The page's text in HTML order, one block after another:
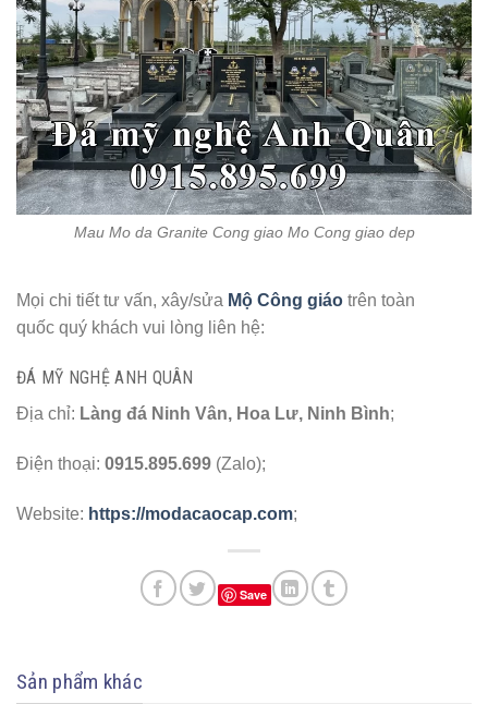
Mau Mo da Granite Cong giao Mo Cong giao dep
Mọi chi tiết tư vấn, xây/sửa Mộ Công giáo trên toàn
quốc quý khách vui lòng liên hệ:
ĐÁ MỸ NGHỆ ANH QUÂN
Địa chỉ: Làng đá Ninh Vân, Hoa Lư, Ninh Bình;
Điện thoại: 0915.895.699 (Zalo);
Website: https://modacaocap.com;
Save
Sản phẩm khác